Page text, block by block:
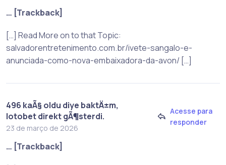
… [Trackback]
[…] Read More on to that Topic:
salvadorentretenimento.com.br/ivete-sangalo-e-
anunciada-como-nova-embaixadora-da-avon/ […]
496 kaÃ§ oldu diye baktÄ±m,
lotobet direkt gÃ¶sterdi.
23 de março de 2026
Acesse para
responder
… [Trackback]